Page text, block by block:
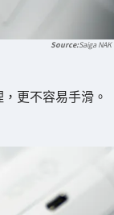
Saiga NAK
更不容易手滑。